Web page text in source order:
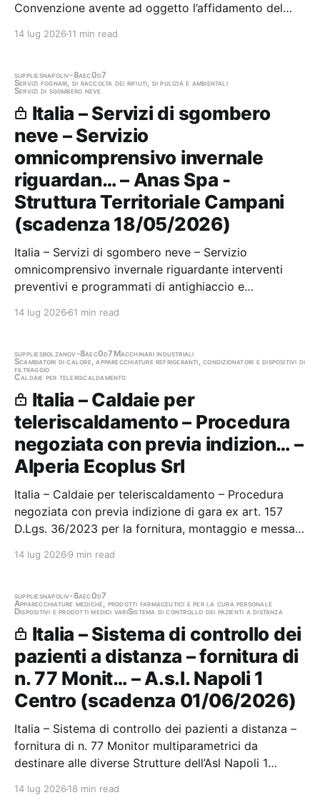
Convenzione avente ad oggetto l’affidamento del
Consiglio regionale, Enti regionali ed Enti del Servizio
14 lug 2026 11 min read
suppliesnapoliv-8aec0d7
Servizi fognari, di raccolta dei rifiuti, di pulizia e ambientali
Servizi di sgombero neve
Italia – Servizi di sgombero
neve – Servizio
omnicomprensivo invernale
riguardan… – Anas Spa -
Struttura Territoriale Campani
(scadenza 18/05/2026)
Italia – Servizi di sgombero neve – Servizio
omnicomprensivo invernale riguardante interventi
preventivi e programmati di antighiaccio e
a carico dell’Impresa. Servizio triennale 2026-2029
Territoriale…
14 lug 2026 61 min read
suppliesbolzanov-8aec0d7 Macchinari industriali
Scambiatori di calore, apparecchiature refrigeranti, condizionatori e dispositivi di
filtraggio
Caldaie per teleriscaldamento
Italia – Caldaie per
teleriscaldamento – Procedura
negoziata con previa indizion… –
Alperia Ecoplus Srl
Italia – Caldaie per teleriscaldamento – Procedura
negoziata con previa indizione di gara ex art. 157
D.Lgs. 36/2023 per la fornitura, montaggio e messa
recupero del calore dalla linea fumi della caldaia a
14 lug 2026 9 min read
suppliesnapoliv-8aec0d7
Apparecchiature mediche, prodotti farmaceutici e per la cura personale
Dispositivi e prodotti medici variSistema di controllo dei pazienti a distanza
Italia – Sistema di controllo dei
pazienti a distanza – fornitura di
n. 77 Monit… – A.s.l. Napoli 1
Centro (scadenza 01/06/2026)
Italia – Sistema di controllo dei pazienti a distanza –
fornitura di n. 77 Monitor multiparametrici da
destinare alle diverse Strutture dell’Asl Napoli 1
Scadenza 01/06/2026 Gara scaduta, in attesa di
14 lug 2026 18 min read